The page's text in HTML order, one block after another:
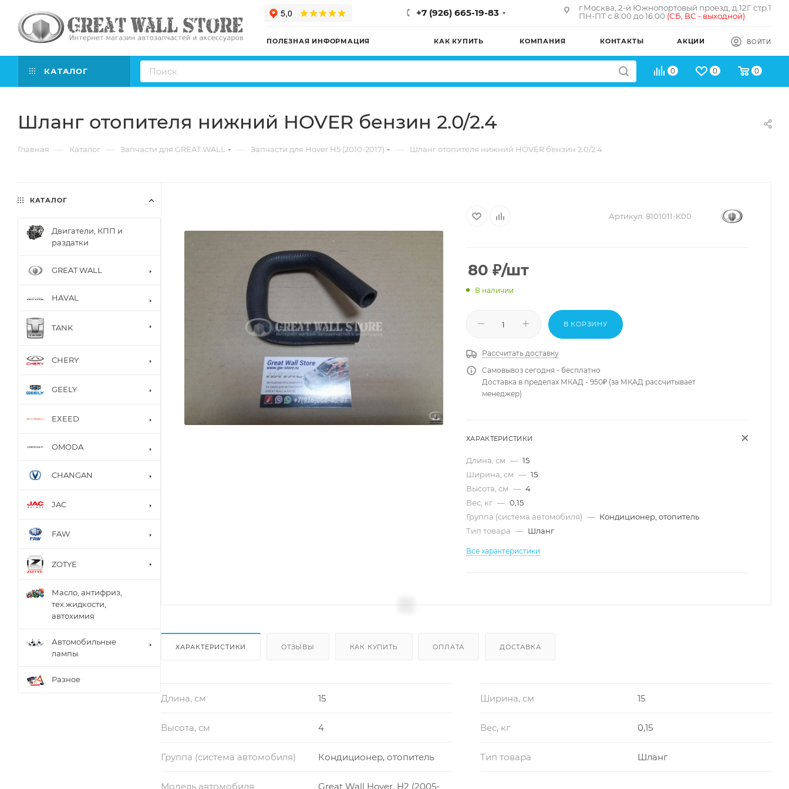
+7 (926) 665-19-83
г.Москва, 2-й Южнопортовый проезд, д.12Г стр.1
ПН-ПТ с 8:00 до 16:00 (СБ, ВС - выходной)
ПОЛЕЗНАЯ ИНФОРМАЦИЯ КАК КУПИТЬ КОМПАНИЯ КОНТАКТЫ АКЦИИ ВОЙТИ
КАТАЛОГ 0 0 0
Шланг отопителя нижний HOVER бензин 2.0/2.4
Главная — Каталог — Запчасти для GREAT WALL — Запчасти для Hover H5 (2010-2017) — Шланг отопителя нижний HOVER бензин 2.0/2.4
Артикул: 8101011-K00
80 ₽/шт
В наличии
В КОРЗИНУ
Рассчитать доставку
Самовывоз сегодня - бесплатно
Доставка в пределах МКАД - 950₽ (за МКАД рассчитывает
менеджер)
ХАРАКТЕРИСТИКИ
Длина, см — 15
Ширина, см — 15
Высота, см — 4
Вес, кг — 0,15
Группа (система автомобиля) — Кондиционер, отопитель
Тип товара — Шланг
Все характеристики
ХАРАКТЕРИСТИКИ ОТЗЫВЫ КАК КУПИТЬ ОПЛАТА ДОСТАВКА
Длина, см 15 Ширина, см 15
Высота, см 4 Вес, кг 0,15
Группа (система автомобиля) Кондиционер, отопитель Тип товара Шланг
Модель автомобиля
Great Wall Hover, H2 (2005-
КАТАЛОГ
Двигатели, КПП и
раздатки
GREAT WALL
HAVAL
TANK
CHERY
GEELY
EXEED
OMODA
CHANGAN
JAC
FAW
ZOTYE
Масло, антифриз,
тех.жидкости,
автохимия
Автомобильные
лампы
Разное